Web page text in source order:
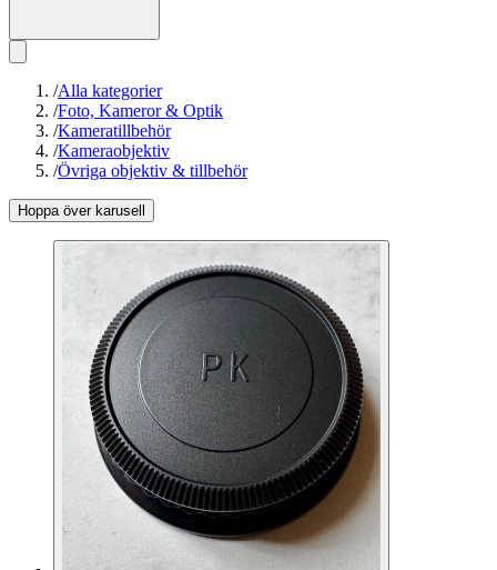
/Alla kategorier
/Foto, Kameror & Optik
/Kameratillbehör
/Kameraobjektiv
/Övriga objektiv & tillbehör
Hoppa över karusell